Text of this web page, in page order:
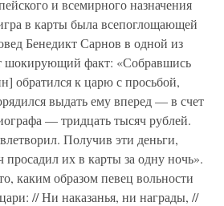
и всемирного назначения
в карты была всепоглощающей
Бенедикт Сарнов в одной из
шокирующий факт: «Собравшись
обратился к царю с просьбой,
выдать ему вперед — в счет
— тридцать тысяч рублей.
Получив эти деньги,
просадил их в карты за одну ночь».
каким образом певец вольности
// Ни наказанья, ни награды, //